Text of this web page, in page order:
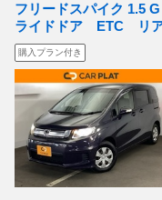
フリードスパイク 1.5
ライドドア ETC リ
購入プラン付き